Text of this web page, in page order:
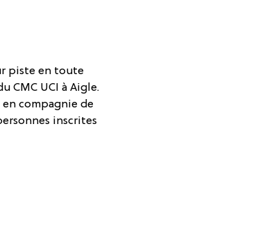
piste en toute
CMC UCI à Aigle.
compagnie de
inscrites